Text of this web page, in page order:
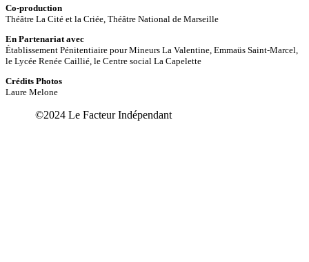
Co-production
Théâtre La Cité et la Criée, Théâtre National de Marseille
En Partenariat avec
Établissement Pénitentiaire pour Mineurs La Valentine, Emmaüs Saint-Marcel,
le Lycée Renée Caillié, le Centre social La Capelette
Crédits Photos
Laure Melone
©2024 Le Facteur Indépendant